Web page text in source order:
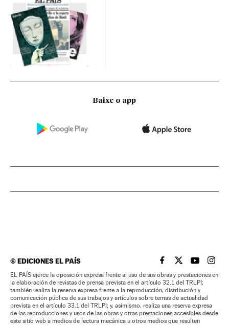
Baixe o app
©EDICIONES EL PAÍS EL PAÍS BRASIL EN
EL PAÍSEL PAÍS
EL
EL PAÍS ejerce la oposición expresa frente al uso de sus obras y prestaciones en
la elaboración de revistas de prensa prevista en el artículo 32.1 del TRLPI;
también realiza la reserva expresa frente a la reproducción, distribución y
comunicación pública de sus trabajos y artículos sobre temas de actualidad
prevista en el artículo 33.1 del TRLPI; y, asimismo, realiza una reserva expresa
de las reproducciones y usos de las obras y otras prestaciones accesibles desde
este sitio web a medios de lectura mecánica u otros medios que resulten